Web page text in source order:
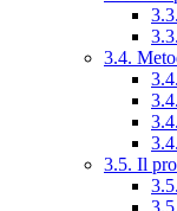
3.4.
3.5. Il